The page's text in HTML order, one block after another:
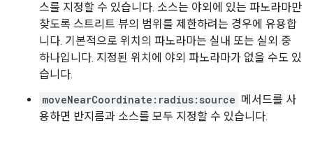
스를 지정할 수 있습니다. 소스는 야외에 있는 파노라마만
찾도록 스트리트 뷰의 범위를 제한하려는 경우에 유용합
니다. 기본적으로 위치의 파노라마는 실내 또는 실외 중
하나입니다. 지정된 위치에 야외 파노라마가 없을 수도 있
습니다.
moveNearCoordinate:radius:source 메서드를 사
용하면 반지름과 소스를 모두 지정할 수 있습니다.